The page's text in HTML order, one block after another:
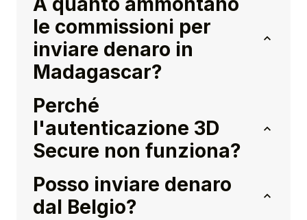
le commissioni per
inviare denaro in
Madagascar?
Perché
l'autenticazione 3D
Secure non funziona?
Posso inviare denaro
dal Belgio?